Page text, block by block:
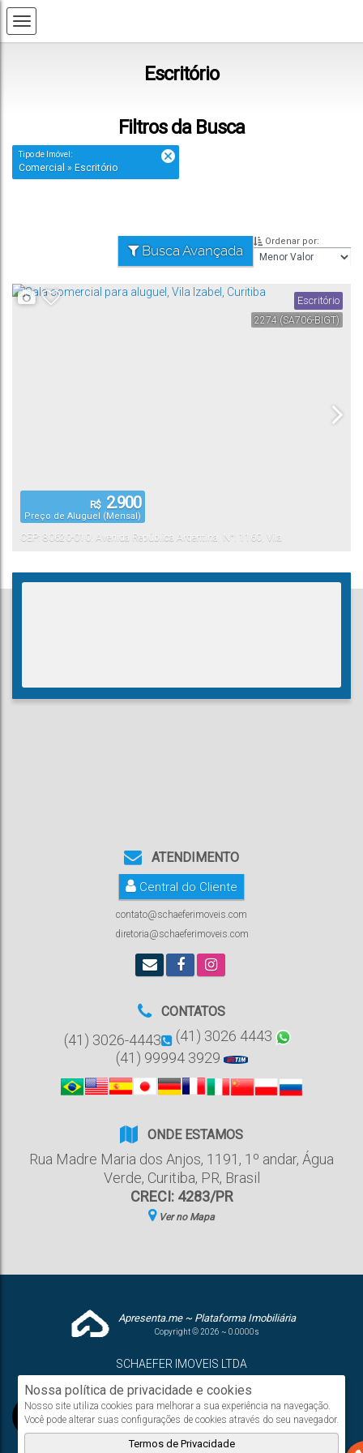
Nossa política de privacidade e cookies
Nosso site utiliza cookies para melhorar a sua experiência na navegação.
Você pode alterar suas configurações de cookies através do seu navegador.
Termos de Privacidade
Escritório
Filtros da Busca
Tipo de Imóvel:
Comercial » Escritório
Busca Avançada
Ordenar por:
2274 (SA706-BIGT)
Escritório
R$ 2.900
Preço de Aluguel (Mensal)
CEP: 80620-010 Avenida República Argentina N°: 1160 Vila
ATENDIMENTO
Central do Cliente
contato@schaeferimoveis.com
diretoria@schaeferimoveis.com
CONTATOS
(41) 3026-4443
(41) 3026 4443
(41) 99994 3929
ONDE ESTAMOS
Rua Madre Maria dos Anjos, 1191 , 1º andar, Água
Verde, Curitiba, PR, Brasil
CRECI: 4283/PR
Ver no Mapa
Apresenta.me ~ Plataforma Imobiliária
Copyright © 2026 ~ 0.0000s
SCHAEFER IMOVEIS LTDA